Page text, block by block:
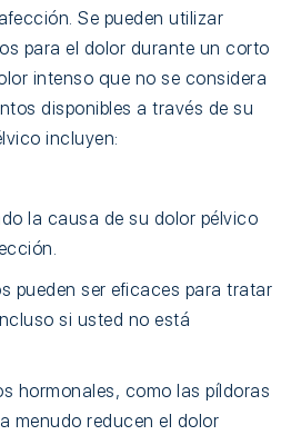
Se pueden utilizar
para el dolor durante un corto
intenso que no se considera
disponibles a través de su
incluyen:
la causa de su dolor pélvico
pueden ser eficaces para tratar
si usted no está
hormonales, como las píldoras
menudo reducen el dolor